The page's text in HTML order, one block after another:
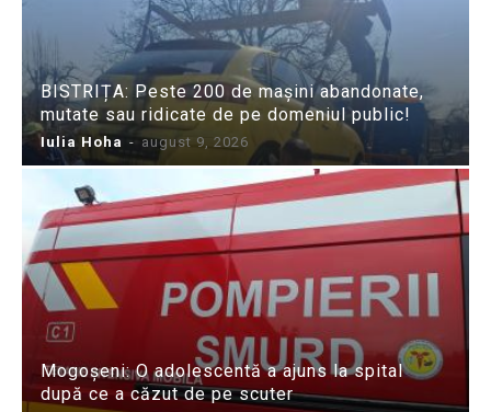
BISTRIȚA: Peste 200 de mașini abandonate,
mutate sau ridicate de pe domeniul public!
Iulia Hoha - august 9, 2026
Mogoșeni: O adolescentă a ajuns la spital
după ce a căzut de pe scuter